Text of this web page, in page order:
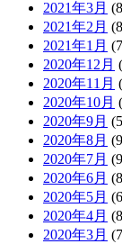
2021年3月
2021年2月
2021年1月
2020年12月
2020年11月
2020年10月
2020年9月
2020年8月
2020年7月
2020年6月
2020年5月
2020年4月
2020年3月